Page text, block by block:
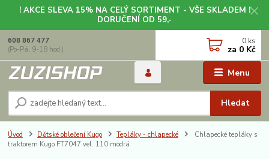
! AKCE SLEVA 15% NA CELÝ SORTIMENT - VŠE SKLADEM !
DORUČENÍ OD 59,-
Menu
Hledat
608 867 477
(Po-Pá, 9-18 hod.)
0 ks
za 0 Kč
Úvod Dětské oblečení Kugo Tepláky - chlapecké
Chlapecké tepláky s
traktorem Kugo FT7047 vel. 110 modrá